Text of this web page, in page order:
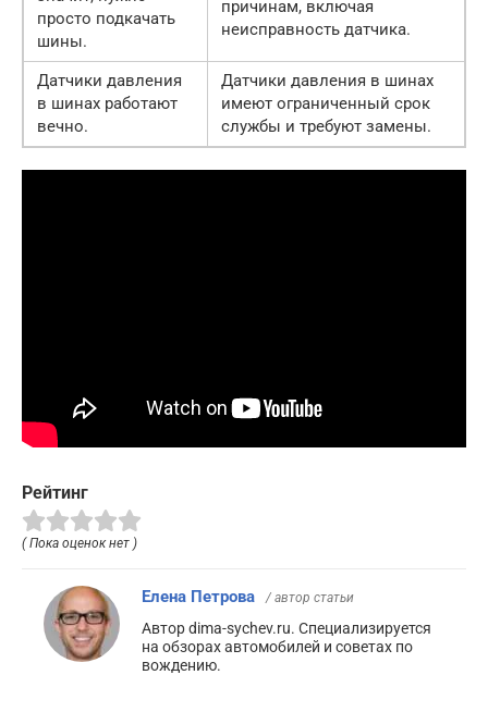
просто подкачать
шины.
причинам, включая
неисправность датчика.
Датчики давления
в шинах работают
вечно.
Датчики давления в шинах
имеют ограниченный срок
службы и требуют замены.
Рейтинг
( Пока оценок нет )
Елена Петрова / автор статьи
Автор dima-sychev.ru. Специализируется
на обзорах автомобилей и советах по
вождению.